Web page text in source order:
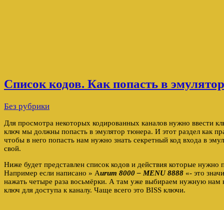
Список кодов. Как попасть в
Без рубрики
Для просмотра некоторых кодированных каналов нужно ввести
ключ мы должны попасть в эмулятор тюнера. И этот раздел как
чтобы в него попасть нам нужно знать секретный код входа в
свой.
Ниже будет представлен список кодов и действия которые нужно
Например если написано » Aurum 8000 – MENU 8888 «- это
нажать четыре раза восьмёрки. А там уже выбираем нужную нам
ключ для доступа к каналу. Чаще всего это BISS ключи.